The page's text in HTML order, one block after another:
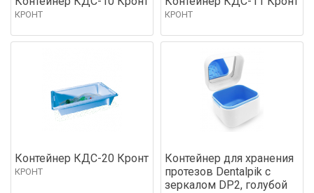
КРОНТ КРОНТ
Контейнер КДС-20 Кронт
КРОНТ
Контейнер для хранения
протезов Dentalpik с
зеркалом DP2, голубой